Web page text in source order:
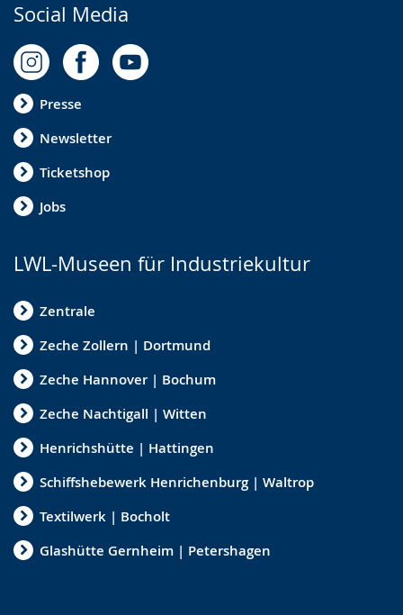
Social Media
Presse
Newsletter
Ticketshop
Jobs
LWL-Museen für Industriekultur
Zentrale
Zeche Zollern | Dortmund
Zeche Hannover | Bochum
Zeche Nachtigall | Witten
Henrichshütte | Hattingen
Schiffshebewerk Henrichenburg | Waltrop
Textilwerk | Bocholt
Glashütte Gernheim | Petershagen